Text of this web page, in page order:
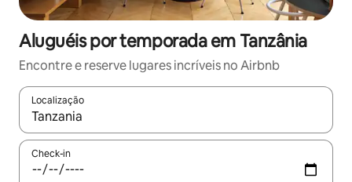
Aluguéis por temporada em Tanzânia
Encontre e reserve lugares incríveis no Airbnb
Localização
Quando os resultados estiverem disponíveis, explore-os
Check-in